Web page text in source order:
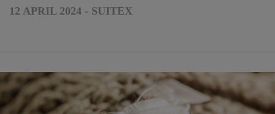
12 APRIL 2024 - SUITEX